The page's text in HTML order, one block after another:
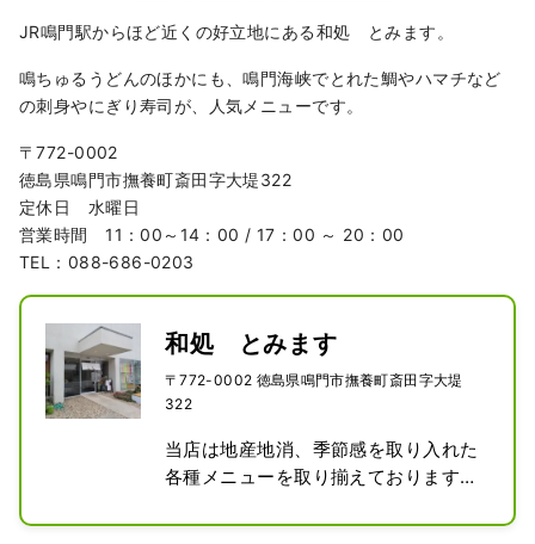
JR鳴門駅からほど近くの好立地にある和処 とみます。
鳴ちゅるうどんのほかにも、鳴門海峡でとれた鯛やハマチなど
の刺身やにぎり寿司が、人気メニューです。
〒772-0002
徳島県鳴門市撫養町斎田字大堤322
定休日 水曜日
営業時間 11：00～14：00 / 17：00 ～ 20：00
TEL：088-686-0203
和処 とみます
〒772-0002 徳島県鳴門市撫養町斎田字大堤
322
当店は地産地消、季節感を取り入れた
各種メニューを取り揃えております。
峡の鳴門鯛や海峡ハマチなどの刺身や